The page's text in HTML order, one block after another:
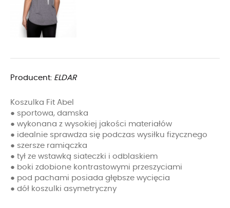
Producent: ELDAR
Koszulka Fit Abel
● sportowa, damska
● wykonana z wysokiej jakości materiałów
● idealnie sprawdza się podczas wysiłku fizycznego
● szersze ramiączka
● tył ze wstawką siateczki i odblaskiem
● boki zdobione kontrastowymi przeszyciami
● pod pachami posiada głębsze wycięcia
● dół koszulki asymetryczny